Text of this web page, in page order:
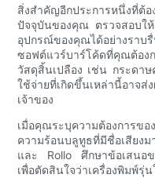
สิ่งสำคัญอีกประการหนึ่งที่ต้
ปัจจุบันของคุณ ตรวจสอบให้
อุปกรณ์ของคุณได้อย่าง
ซอฟต์แวร์บาร์โค้ดที่คุณต้อ
วัสดุสิ้นเปลือง เช่น กระดา
ใช้จ่ายที่เกิดขึ้นเหล่านี้อาจส่
เจ้าของ
เมื่อคุณระบุความต้องการ
ความร้อนบลูทูธที่มีชื่อเสียง
และ Rollo ศึกษาข้อเสนอข
เพื่อตัดสินใจว่าเครื่องพิมพ์รุ่